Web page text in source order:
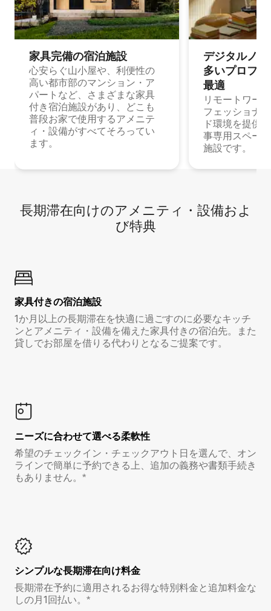
家具完備の宿⁠泊⁠施⁠設
心安らぐ山小屋や、利便性の
高い都市部のマンション・ア
パートなど、さまざまな家具
付き宿泊施設があり、どこも
普段お家で使用するアメニテ
ィ・設備がすべてそろってい
ます。
デジタルノ
多⁠いプ⁠ロ⁠フ⁠
最⁠適
リモートワー
フェッショナ
ド環境を提供
事専用スペー
施設です。
長期滞在向け⁠のア⁠メ⁠ニ⁠テ⁠ィ⁠・設⁠備⁠およ
び特⁠典
家具付き⁠の宿⁠泊⁠施⁠設
1か月以上の長期滞在を快適に過ごすのに必要なキッチ
ンとアメニティ・設備を備えた家具付きの宿泊先。また
貸しでお部屋を借りる代わりとなるご提案です。
ニーズに合わせて選べる柔軟性
希望のチェックイン・チェックアウト日を選んで、オン
ラインで簡単に予約できる上、追加の義務や書類手続き
もありません。*
シンプルな長期滞在向け料金
長期滞在予約に適用されるお得な特別料金と追加料金な
しの月1回払い。*